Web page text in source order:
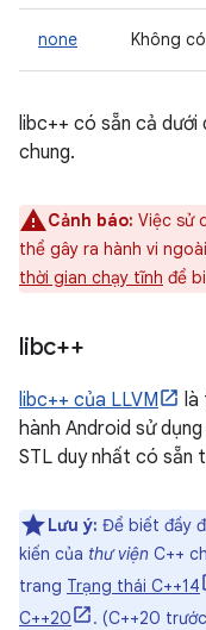
none Không
libc++ có sẵn cả dưới
chung.
Cảnh báo: Việc sử
thể gây ra hành vi
thời gian chạy tĩnh để
libc++
libc++ của LLVM
là
hành Android sử
STL duy nhất có sẵn
Lưu ý: Để biết đầy
kiến của thư viện C++
trang Trạng thái C++14
C++20
. (C++20